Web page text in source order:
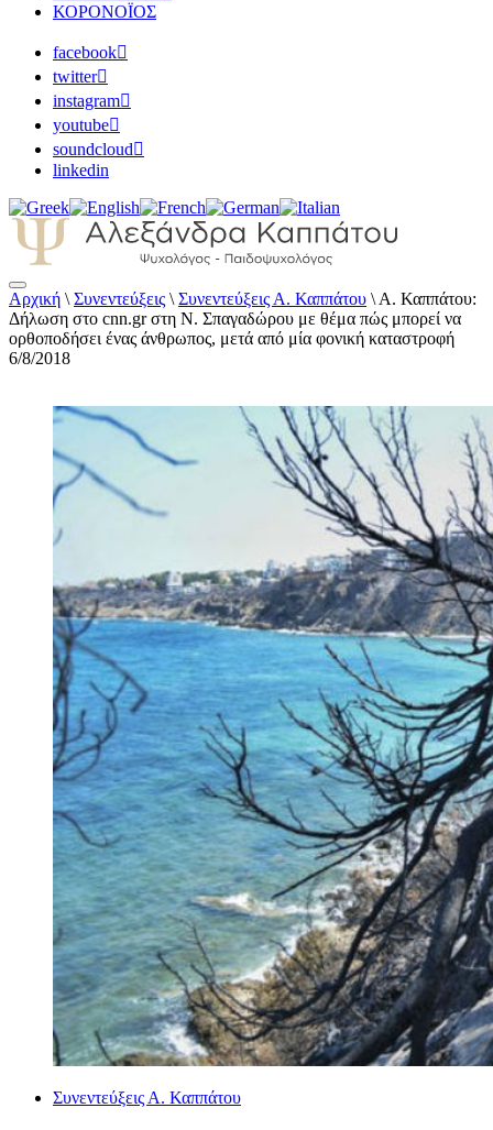
ΚΟΡΟΝΟΪΟΣ
facebook
twitter
instagram
youtube
soundcloud
linkedin
Αλεξάνδρα Καππάτου Ψυχολόγος –
Παιδοψυχολόγος
Αρχική \ Συνεντεύξεις \ Συνεντεύξεις Α. Καππάτου \ Α. Καππάτου:
Δήλωση στο cnn.gr στη Ν. Σπαγαδώρου με θέμα πώς μπορεί να
ορθοποδήσει ένας άνθρωπος, μετά από μία φονική καταστροφή
6/8/2018
Συνεντεύξεις Α. Καππάτου